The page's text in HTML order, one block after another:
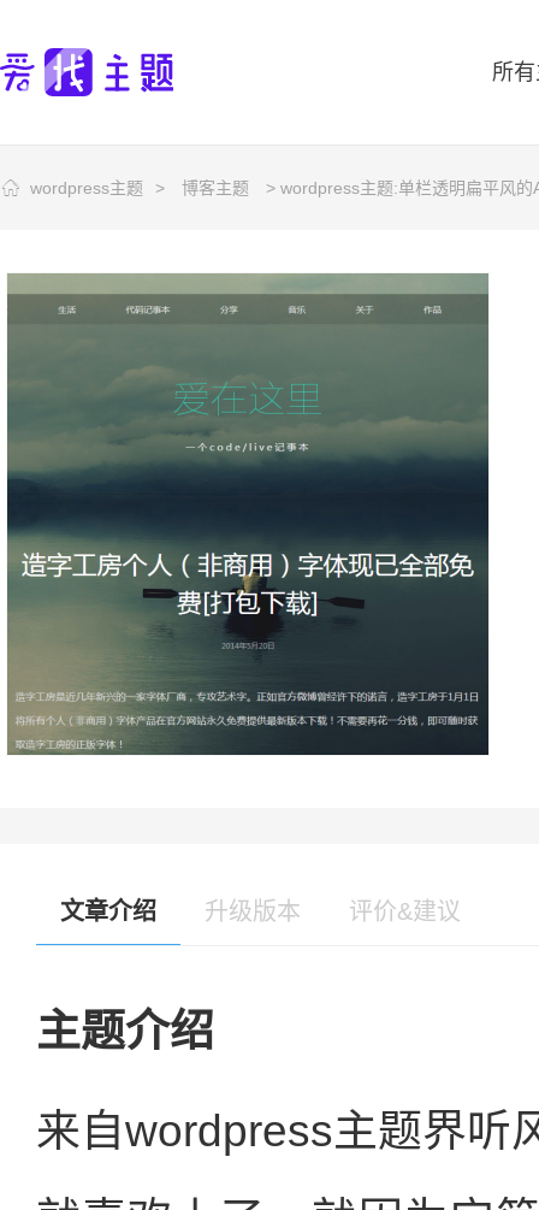
所
wordpress主题 > 博客主题 > wordpress主题:单栏透明扁平风的
文章介绍 升级版本 评价&建议
主题介绍
来自wordpress主题界听